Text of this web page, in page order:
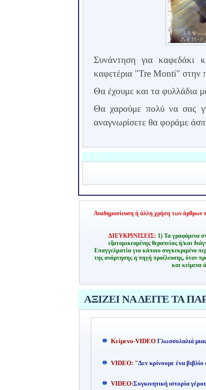
Συνάντηση για καφεδάκι
καφετέρια "Tre Monti" στην
Θα έχουμε και τα φυλλάδια
Θα χαρούμε πολύ να σας
αναγνωρίσετε θα φοράμε
Αναδημοσίευση ή άλλη χρήση των άρθρων
ΔΙΕΥΚΡΙΝΙΣΕΙΣ: 1) Τα γραφόμενα
εξατομικευμένης θεραπείας ή/και
Επαγγελματία για κάποιο συγκεκριμένο
της ανάρτησης η πηγή προέλευσης, όταν
και κείμενα
ΑΞΙΖΕΙ ΝΑ ΔΕΙΤΕ ΤΑ
Kείμενο-VIDEO Γλωσσολαλιά
VIDEO: "Δεν κρίνουμε ένα
VIDEO:Συγκινητική ιστορία